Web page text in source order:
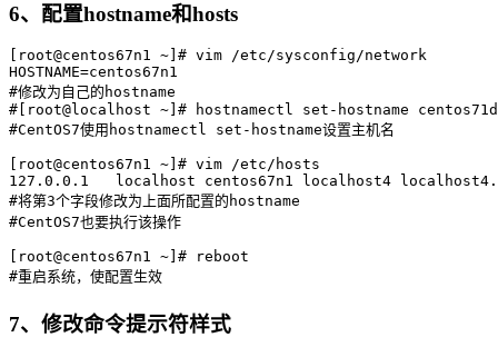
6、配置hostname和hosts
[root@centos67n1 ~]# vim /etc/sysconfig/network
HOSTNAME=centos67n1
#修改为自己的hostname
#[root@localhost ~]# hostnamectl set-hostname
#CentOS7使用hostnamectl set-hostname设置主机名
[root@centos67n1 ~]# vim /etc/hosts
127.0.0.1   localhost centos67n1 localhost4
#将第3个字段修改为上面所配置的hostname
#CentOS7也要执行该操作
[root@centos67n1 ~]# reboot
7、修改命令提示符样式